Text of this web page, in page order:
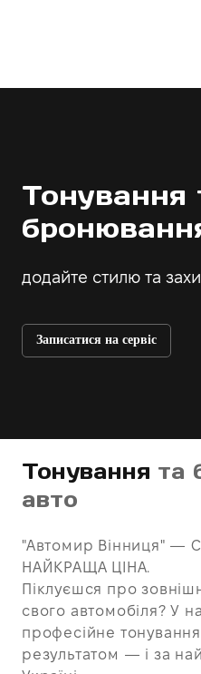
Тонування
додайте стилю та
Записатися на сервіс
Тонування та
авто
"Автомир Вінниця" —
НАЙКРАЩА ЦІНА.
Піклуєшся про
свого автомобіля? У
професійне
результатом — і за